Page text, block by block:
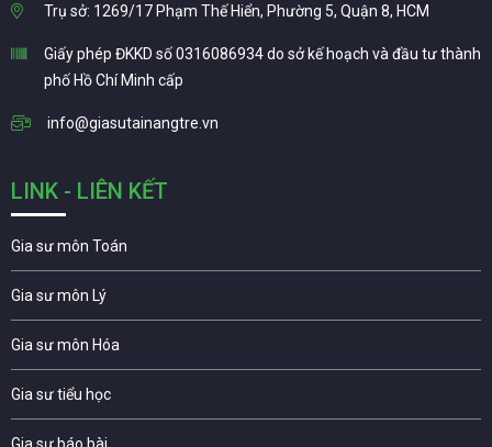
Trụ sở: 1269/17 Phạm Thế Hiển, Phường 5, Quận 8, HCM
Giấy phép ĐKKD số 0316086934 do sở kế hoạch và đầu tư thành
phố Hồ Chí Minh cấp
info@giasutainangtre.vn
LINK - LIÊN KẾT
Gia sư môn Toán
Gia sư môn Lý
Gia sư môn Hóa
Gia sư tiểu học
Gia sư báo bài